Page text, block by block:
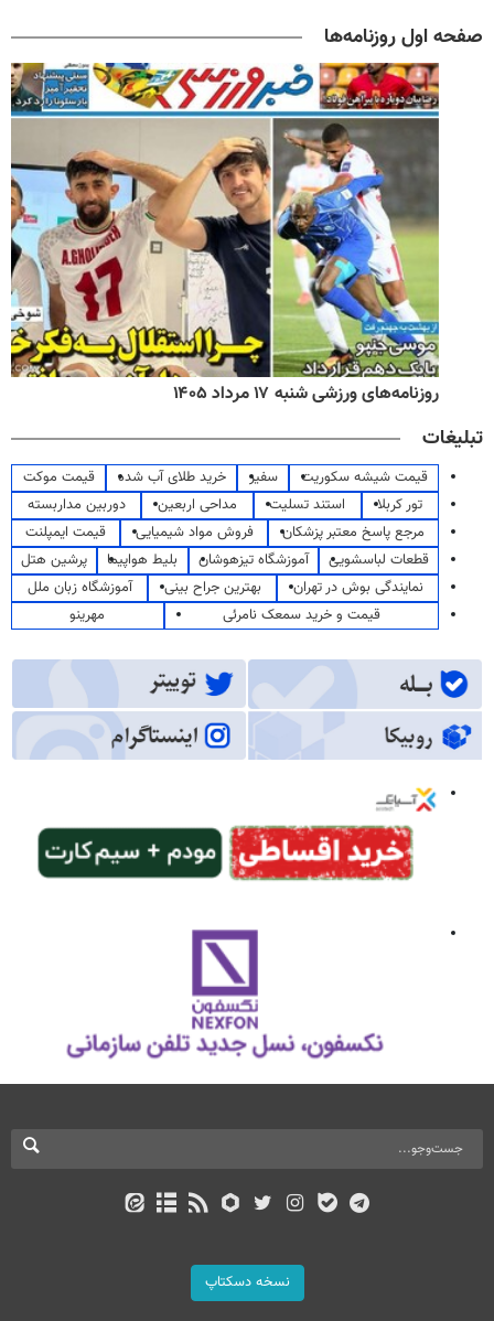
صفحه اول روزنامه‌ها
روزنامه‌های ورزشی شنبه ۱۷ مرداد ۱۴۰۵
تبلیغات
قیمت شیشه سکوریت سفیر خرید طلای آب شده
قیمت موکت
تور کربلا
استند تسلیت مداحی اربعین
دوربین مداربسته
مرجع پاسخ معتبر پزشکان
فروش مواد شیمیایی
قیمت ایمپلنت
قطعات لباسشویی
آموزشگاه تیزهوشان بلیط هواپیما
پرشین هتل
نمایندگی بوش در تهران
بهترین جراح بینی
آموزشگاه زبان ملل
قیمت و خرید سمعک نامرئی
مهرینو
نسخه دسکتاپ